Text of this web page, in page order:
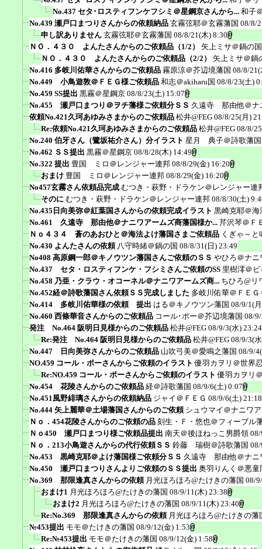
No.437 セタ･ロスティフンケフシミ＠星鋼京さんから... 和子
No.439 瀬戸口まつりさんからの依頼納品 玄霧弦耶＠玄霧藩国 08/8/
申し訳ありません 玄霧弦耶＠玄霧藩国 08/8/21(木) 8:30
ＮＯ．４３０ よんたさんからのご依頼品（1/2）
矢上ミサ＠鍋の国
ＮＯ．４３０ よんたさんからのご依頼品（2/2）
矢上ミサ＠鍋
No.416 多岐川佑華さんからのご依頼品 霧原涼＠芥辺境藩国 08/8/21(
No.449 小鳥遊敦＠ＦＥＧ様ご依頼品 和志＠akiharu国 08/8/23(土)
No.459 SS提出 黒霧＠星鋼京 08/8/23(土) 15:07
No.455 瀬戸口まつり＠ヲチ藩様ご依頼分ＳＳ 久遠寺 那由他＠ナ
依頼No.421久珂あゆみさまからのご依頼品 松井@FEG 08/8/25(月)
Re:依頼No.421久珂あゆみさまからのご依頼品 松井@FEG 08/8/
No.240 伯牙さん（鷺坂祐介さん）分イラスト 星月 典子＠詩歌藩国
No.462 ＳＳ提出 黒霧＠星鋼京 08/8/28(木) 14:49
No.322 提出 豊国 ミロ＠レンジャー連邦 08/8/29(金) 16:20
おまけ 豊国 ミロ＠レンジャー連邦 08/8/29(金) 16:20
No457玄霧さん依頼品完成 むつき・萩野・ドラケン＠レンジャー連
そのに むつき・萩野・ドラケン＠レンジャー連邦 08/8/30(土)
No.435日向美弥＠紅葉国さんからの依頼完成イラスト 黒崎克耶＠海
No.461 久遠寺 那由他＠ナニワアームズ商藩国様か... 芹沢琴＠Ｆ
Ｎｏ４３４ 蒼のあおひと＠海法よけ藩国さまご依頼品 くぎゃ～
No.430 よんたさんの依頼 八守時緒＠鍋の国 08/8/31(日) 23:49
No408 高原鋼一郎＠キノウツン藩国さんご依頼のＳＳ やひろ＠ナニ
No.437 セタ・ロスティフンケ・フシミさんご依頼のSS 里樹澪＠
No.458 乃亜・クラウ・オコーネル＠ナニワアームズ商... ちひろ@リ
No.452経＠詩歌藩国さん依頼ＳＳ完成しました 多岐川佑華＠ＦＥＧ
No.414 多岐川佑華様の依頼 提出 はる＠キノウツン藩国 08/9/1(
No.460 西條華音さんからのご依頼品 コール･ポー＠芥辺境藩国 08/
発注 No.464 阪明日見様からのご依頼品 松井@FEG 08/9/3(水) 23:24
Re:発注 No.464 阪明日見様からのご依頼品 松井@FEG 08/9/3(
No.447 日向美弥さんからのご依頼品 山吹弓美＠愛鳴之藩国 08/9/
NO.459 コール・ポーさんからご依頼のイラスト 優羽カヲリ＠世界
Re:NO.459 コール・ポーさんからご依頼のイラスト 優羽カヲリ
No.454 花陵さんからのご依頼品 経＠詩歌藩国 08/9/6(土) 0:07
No.451風野緋璃さんからの依頼納品 ジャイ＠ＦＥＧ 08/9/6(土) 21:18
No.444 矢上麗華＠土場藩国さんからのご依頼 シュウマイ＠ナニワ
Ｎｏ．454花陵さんからのご依頼の品 刻生・Ｆ・悠也＠フィーブル
Ｎｏ450 瀬戸口まつり様ご依頼品提出 南天＠後ほねっこ男爵領
Ｎｏ．213小鳥遊さんからの代行依頼ＳＳ 鈴藤 瑞樹＠詩歌藩国
No.453 黒崎克耶＠よけ藩国様ご依頼分ＳＳ 久遠寺 那由他＠ナニ
No.450 瀬戸口まつりさんよりご依頼のＳＳ提出 奥羽りんく＠悪童
No.369 那限逢真さんからの依頼 月光ほろほろ@たけきの藩国 08/
おまけ1 月光ほろほろ@たけきの藩国 08/9/11(木) 23:38
おまけ2 月光ほろほろ@たけきの藩国 08/9/11(木) 23:40
Re:No.369 那限逢真さんからの依頼 月光ほろほろ@たけきの藩
№453提出 モモ＠たけきの藩国 08/9/12(金) 1:53
Re:№453提出 モモ＠たけきの藩国 08/9/12(金) 1:58